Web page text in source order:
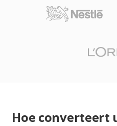
Hoe converteert